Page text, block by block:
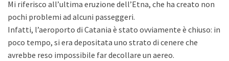
Mi riferisco all’ultima eruzione dell’Etna, che ha creato non
pochi problemi ad alcuni passeggeri.
Infatti, l’aeroporto di Catania è stato ovviamente è chiuso: in
poco tempo, si era depositata uno strato di cenere che
avrebbe reso impossibile far decollare un aereo.